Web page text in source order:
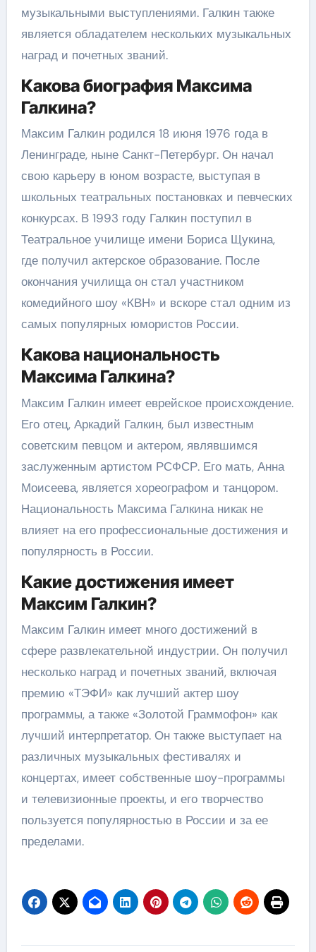
музыкальными выступлениями. Галкин также
является обладателем нескольких музыкальных
наград и почетных званий.
Какова биография Максима
Галкина?
Максим Галкин родился 18 июня 1976 года в
Ленинграде, ныне Санкт-Петербург. Он начал
свою карьеру в юном возрасте, выступая в
школьных театральных постановках и певческих
конкурсах. В 1993 году Галкин поступил в
Театральное училище имени Бориса Щукина,
где получил актерское образование. После
окончания училища он стал участником
комедийного шоу «КВН» и вскоре стал одним из
самых популярных юмористов России.
Какова национальность
Максима Галкина?
Максим Галкин имеет еврейское происхождение.
Его отец, Аркадий Галкин, был известным
советским певцом и актером, являвшимся
заслуженным артистом РСФСР. Его мать, Анна
Моисеева, является хореографом и танцором.
Национальность Максима Галкина никак не
влияет на его профессиональные достижения и
популярность в России.
Какие достижения имеет
Максим Галкин?
Максим Галкин имеет много достижений в
сфере развлекательной индустрии. Он получил
несколько наград и почетных званий, включая
премию «ТЭФИ» как лучший актер шоу
программы, а также «Золотой Граммофон» как
лучший интерпретатор. Он также выступает на
различных музыкальных фестивалях и
концертах, имеет собственные шоу-программы
и телевизионные проекты, и его творчество
пользуется популярностью в России и за ее
пределами.